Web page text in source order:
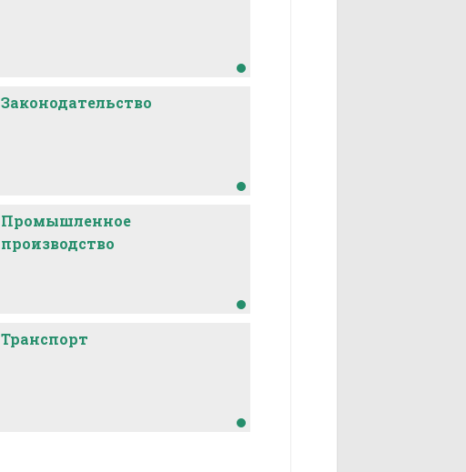
Законодательство
Промышленное
производство
Транспорт